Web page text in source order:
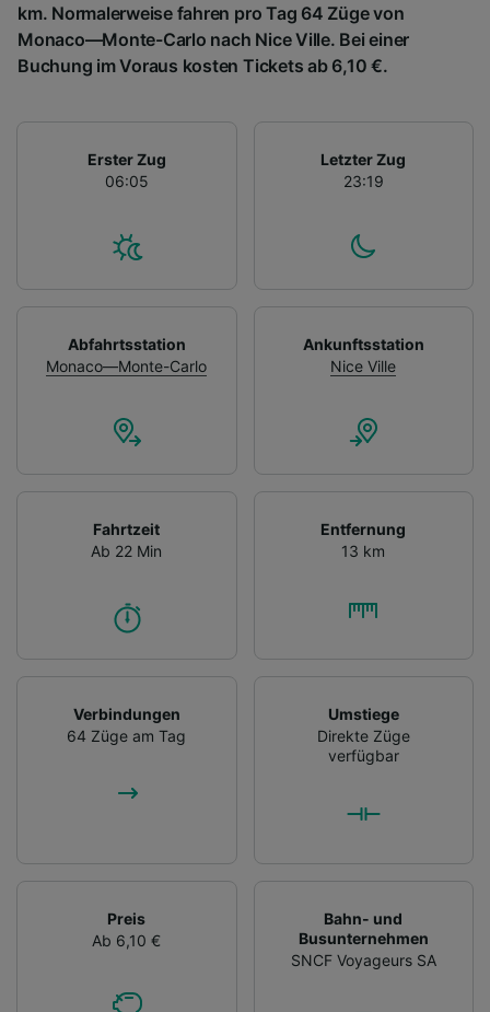
km. Normalerweise fahren pro Tag 64 Züge von
Monaco—Monte-Carlo nach Nice Ville. Bei einer
Buchung im Voraus kosten Tickets ab 6,10 €.
Erster Zug
06:05
Letzter Zug
23:19
Abfahrtsstation
Monaco—Monte-Carlo
Ankunftsstation
Nice Ville
Fahrtzeit
Ab 22 Min
Entfernung
13 km
Verbindungen
64 Züge am Tag
Umstiege
Direkte Züge
verfügbar
Preis
Ab 6,10 €
Bahn- und
Busunternehmen
SNCF Voyageurs SA